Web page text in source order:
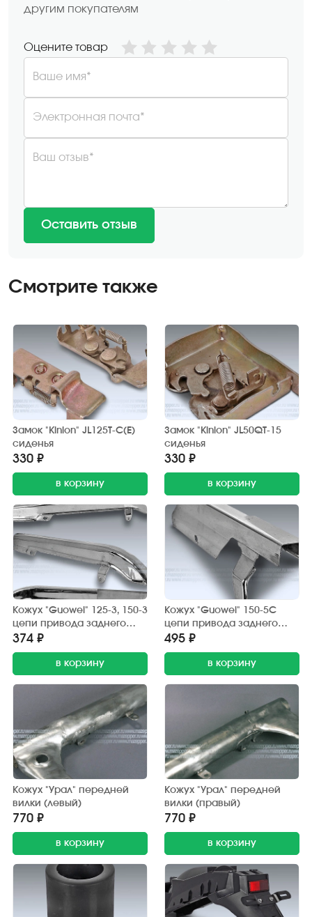
другим покупателям
Оцените товар
Ваше имя*
Электронная почта*
Ваш отзыв*
Оставить отзыв
Смотрите также
Замок "Kinlon" JL125T-C(E)
сиденья
330 ₽
в корзину
Замок "Kinlon" JL50QT-15
сиденья
330 ₽
в корзину
Кожух "Guowei" 125-3, 150-3
цепи привода заднего
колеса (защитный) хром.
374 ₽
в корзину
Кожух "Guowei" 150-5С
цепи привода заднего
колеса (защитный) хром.
495 ₽
в корзину
Кожух "Урал" передней
вилки (левый)
770 ₽
в корзину
Кожух "Урал" передней
вилки (правый)
770 ₽
в корзину